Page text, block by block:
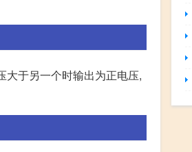
大于另一个时输出为正电压,